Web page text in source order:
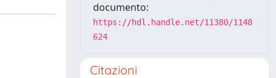
documento:
https://hdl.handle.net/11380/1148
624
Citazioni